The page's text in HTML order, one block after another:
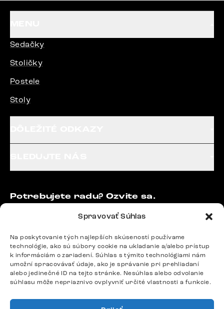
Spravovať Súhlas
Na poskytovanie tých najlepších skúseností používame
technológie, ako sú súbory cookie na ukladanie a/alebo prístup
k informáciám o zariadení. Súhlas s týmito technológiami nám
umožní spracovávať údaje, ako je správanie pri prehliadaní
alebo jedinečné ID na tejto stránke. Nesúhlas alebo odvolanie
súhlasu môže nepriaznivo ovplyvniť určité vlastnosti a funkcie.
Sedačky
Stoličky
Postele
Stoly
Potrebujete radu? Ozvite sa.
Po – Pia: 9:00 – 17:00
Odpovedáme do 24 hodín.
Google recenzie